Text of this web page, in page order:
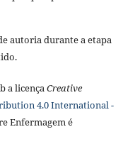
autoria durante a etapa
a licençaCreative
4.0 International -
Enfermagem é